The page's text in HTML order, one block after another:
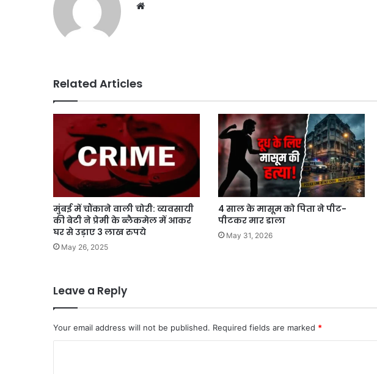
Related Articles
मुंबई में चौंकाने वाली चोरी: व्यवसायी
की बेटी ने प्रेमी के ब्लैकमेल में आकर
घर से उड़ाए 3 लाख रुपये
May 26, 2025
4 साल के मासूम को पिता ने पीट-
पीटकर मार डाला
May 31, 2026
Leave a Reply
Your email address will not be published. Required fields are marked *